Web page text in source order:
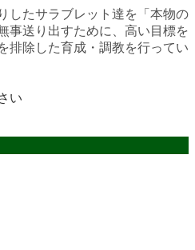
したサラブレット達を「本物の
事送り出すために、高い目標を
排除した育成・調教を行ってい
い